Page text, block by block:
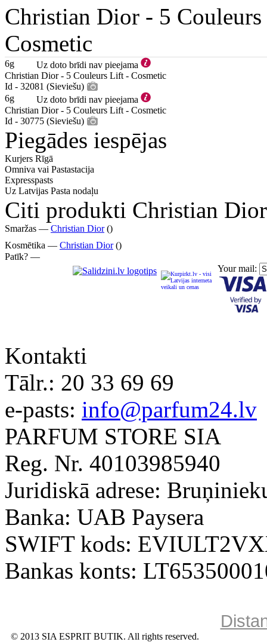
Christian Dior - 5
Cosmetic
6g
Uz doto brīdi nav pieejama
Christian Dior - 5 Couleurs Lift - Cosmetic
Id - 32081 (Sieviešu)
6g
Uz doto brīdi nav pieejama
Christian Dior - 5 Couleurs Lift - Cosmetic
Id - 30775 (Sieviešu)
Piegādes iespējas
Kurjers Rīgā
Omniva vai Pastastacija
Expresspasts
Uz Latvijas Pasta nodaļu
Citi produkti Christian Dior
Smaržas — Christian Dior()
Kosmētika — Christian Dior()
Patīk? —
Your mail:
Kontakti
Tālr.: 20 33 69 69
e-pasts: info@parfum24.lv
PARFUM STORE SIA
Reg. Nr. 40103985940
Juridiskā adrese:
Banka: UAB Paysera
SWIFT kods:
Bankas konts:
© 2013 SIA ESPRIT BUTIK. All rights reserved.